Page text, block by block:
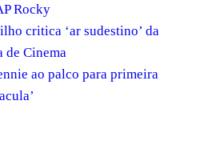
Rocky
critica ‘ar sudestino’ da
de Cinema
ao palco para primeira